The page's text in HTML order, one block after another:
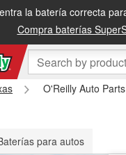
la batería correcta
Compra baterías
gratis al día siguiente o
O'Reilly Auto
para autos